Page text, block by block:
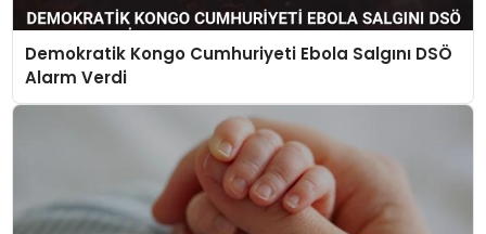
Demokratik Kongo Cumhuriyeti Ebola Salgını DSÖ
Alarm Verdi